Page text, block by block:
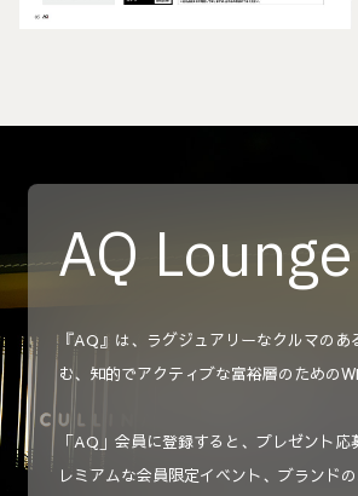
AQ Lounge
『AQ』は、ラグジュアリーなクルマのあ
む、知的でアクティブな富裕層のための
「AQ」会員に登録すると、プレゼント
レミアムな会員限定イベント、ブランド